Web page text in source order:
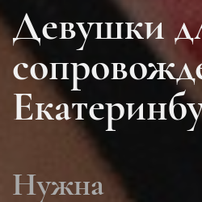
Девушки
Нужна